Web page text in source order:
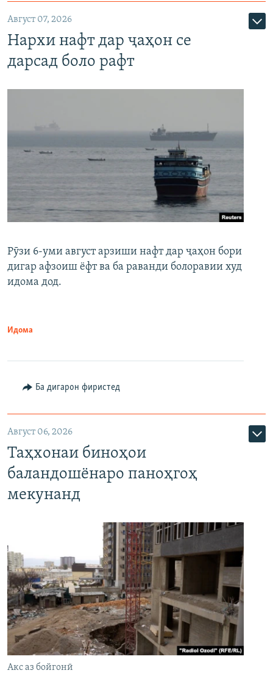
Август 07, 2026
Нархи нафт дар ҷаҳон се
дарсад боло рафт
Рӯзи 6-уми август арзиши нафт дар ҷаҳон бори
дигар афзоиш ёфт ва ба раванди болоравии худ
идома дод.
Идома
Ба дигарон фиристед
Август 06, 2026
Таҳхонаи биноҳои
баландошёнаро паноҳгоҳ
мекунанд
Акс аз бойгонӣ